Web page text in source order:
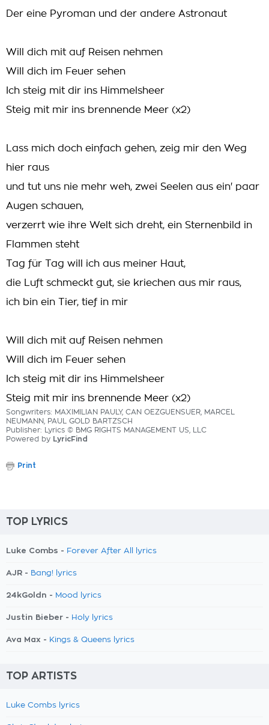
Der eine Pyroman und der andere Astronaut
Will dich mit auf Reisen nehmen
Will dich im Feuer sehen
Ich steig mit dir ins Himmelsheer
Steig mit mir ins brennende Meer (x2)
Lass mich doch einfach gehen, zeig mir den Weg
hier raus
und tut uns nie mehr weh, zwei Seelen aus ein' paar
Augen schauen,
verzerrt wie ihre Welt sich dreht, ein Sternenbild in
Flammen steht
Tag für Tag will ich aus meiner Haut,
die Luft schmeckt gut, sie kriechen aus mir raus,
ich bin ein Tier, tief in mir
Will dich mit auf Reisen nehmen
Will dich im Feuer sehen
Ich steig mit dir ins Himmelsheer
Steig mit mir ins brennende Meer (x2)
Songwriters: MAXIMILIAN PAULY, CAN OEZGUENSUER, MARCEL
NEUMANN, PAUL GOLD BARTZSCH
Publisher: Lyrics © BMG RIGHTS MANAGEMENT US, LLC
Powered by LyricFind
Print
TOP LYRICS
Luke Combs - Forever After All lyrics
AJR - Bang! lyrics
24kGoldn - Mood lyrics
Justin Bieber - Holy lyrics
Ava Max - Kings & Queens lyrics
TOP ARTISTS
Luke Combs lyrics